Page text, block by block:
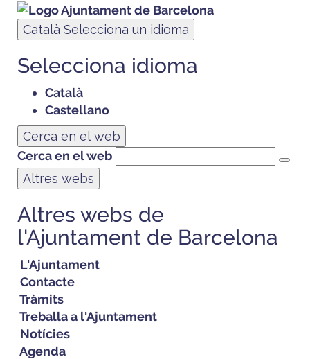
Català Selecciona un idioma
Selecciona idioma
Català
Castellano
Cerca en el web
Cerca en el web
Altres webs
Altres webs de
l'Ajuntament de Barcelona
L'Ajuntament
Contacte
Tràmits
Treballa a l'Ajuntament
Notícies
Agenda